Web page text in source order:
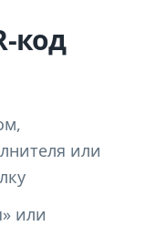
код
или
или